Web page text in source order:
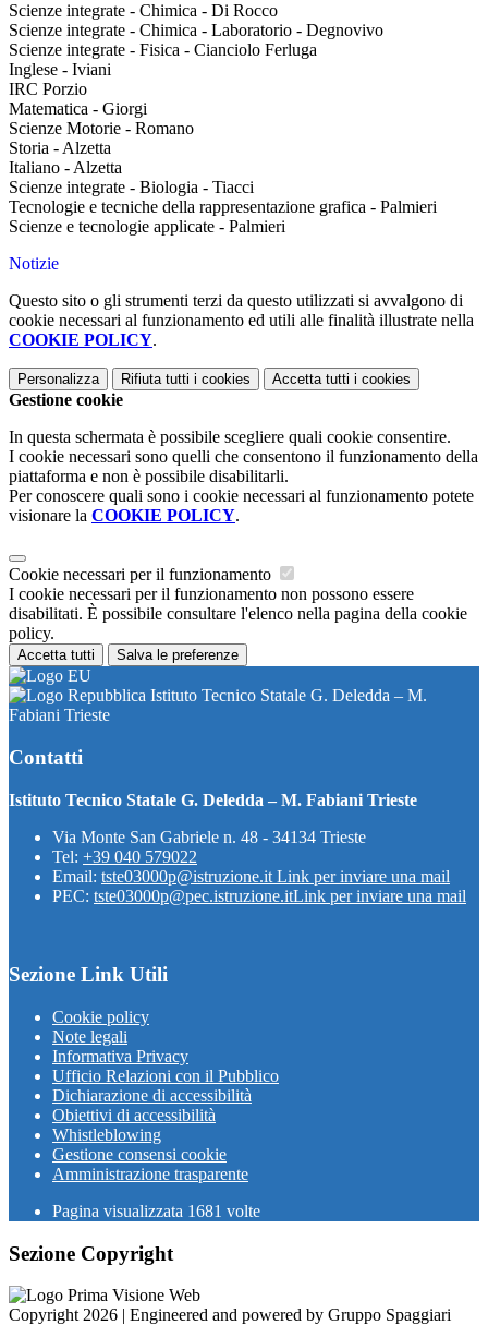
Scienze integrate - Chimica - Di Rocco
Scienze integrate - Chimica - Laboratorio - Degnovivo
Scienze integrate - Fisica - Cianciolo Ferluga
Inglese - Iviani
IRC Porzio
Matematica - Giorgi
Scienze Motorie - Romano
Storia - Alzetta
Italiano - Alzetta
Scienze integrate - Biologia - Tiacci
Tecnologie e tecniche della rappresentazione grafica - Palmieri
Scienze e tecnologie applicate - Palmieri
Notizie
Questo sito o gli strumenti terzi da questo utilizzati si avvalgono di
cookie necessari al funzionamento ed utili alle finalità illustrate nella
COOKIE POLICY.
Personalizza Rifiuta tutti i cookies Accetta tutti i cookies
Gestione cookie
In questa schermata è possibile scegliere quali cookie consentire.
I cookie necessari sono quelli che consentono il funzionamento della
piattaforma e non è possibile disabilitarli.
Per conoscere quali sono i cookie necessari al funzionamento potete
visionare la COOKIE POLICY.
Cookie necessari per il funzionamento
I cookie necessari per il funzionamento non possono essere
disabilitati. È possibile consultare l'elenco nella pagina della cookie
policy.
Accetta tutti Salva le preferenze
Istituto Tecnico Statale G. Deledda – M.
Fabiani Trieste
Contatti
Istituto Tecnico Statale G. Deledda – M. Fabiani Trieste
Via Monte San Gabriele n. 48 - 34134 Trieste
Tel: +39 040 579022
Email: tste03000p@istruzione.it Link per inviare una mail
PEC: tste03000p@pec.istruzione.itLink per inviare una mail
Sezione Link Utili
Cookie policy
Note legali
Informativa Privacy
Ufficio Relazioni con il Pubblico
Dichiarazione di accessibilità
Obiettivi di accessibilità
Whistleblowing
Gestione consensi cookie
Amministrazione trasparente
Pagina visualizzata 1681 volte
Sezione Copyright
Copyright 2026 | Engineered and powered by Gruppo Spaggiari